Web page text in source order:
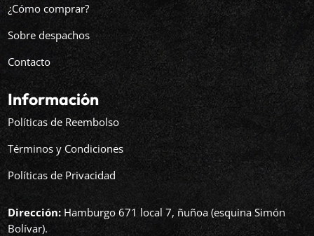
¿Cómo comprar?
Sobre despachos
Contacto
Información
Políticas de Reembolso
Términos y Condiciones
Políticas de Privacidad
Dirección: Hamburgo 671 local 7, ñuñoa (esquina Simón
Bolívar).